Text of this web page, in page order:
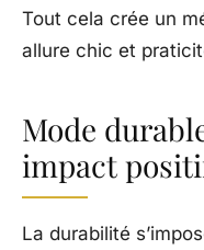
Tout cela crée un
allure chic et
Mode
impact
La durabilité